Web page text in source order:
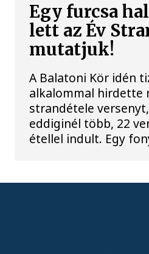
Egy furcsa
lett az Év
mutatjuk!
A Balatoni Kör idén
alkalommal hirdette
strandétele
eddiginél több, 22
étellel indult. Egy